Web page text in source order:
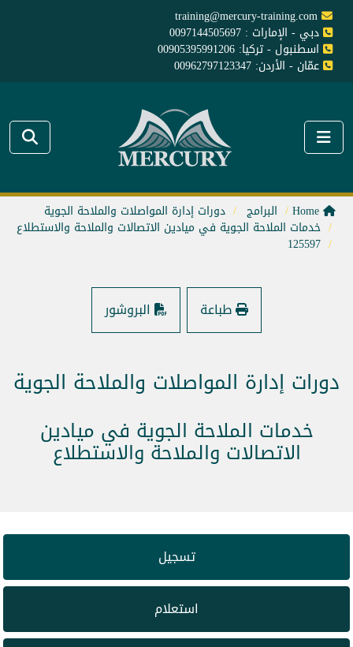
training@mercury-training.com
دبي - الإمارات : 0097144505697
اسطنبول - تركيا: 00905395991206
عمّان - الأردن: 00962797123347
البرامج دورات إدارة المواصلات والملاحة الجوية
خدمات الملاحة الجوية في ميادين الاتصالات والملاحة والاستطلاع
125597
طباعة البروشور
دورات إدارة المواصلات والملاحة الجوية
خدمات الملاحة الجوية في ميادين
الاتصالات والملاحة والاستطلاع
تسجيل
استعلام